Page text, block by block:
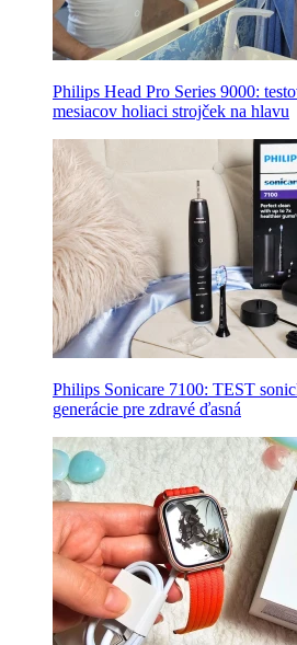
Philips Head Pro Series 9000:
mesiacov holiaci strojček na hlavu
Philips Sonicare 7100: TEST
generácie pre zdravé ďasná